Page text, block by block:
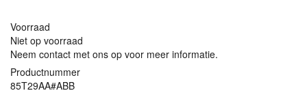
Voorraad
Niet op voorraad
Neem contact met ons op voor meer informatie.
Productnummer
85T29AA#ABB